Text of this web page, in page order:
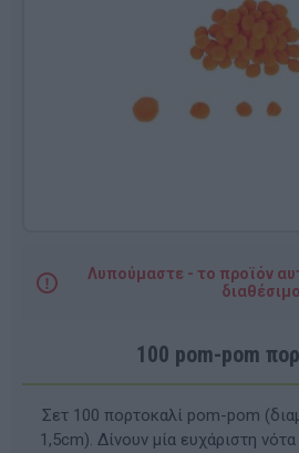
Λυπούμαστε - το προϊόν
διαθέσιμο
100 pom-pom
Σετ 100 πορτοκαλί pom-pom
1,5cm). Δίνουν μία ευχάριστη